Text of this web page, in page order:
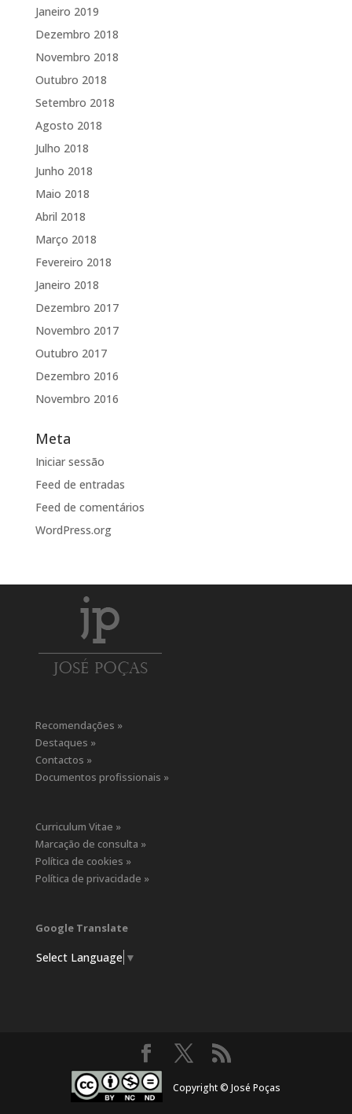
Janeiro 2019
Dezembro 2018
Novembro 2018
Outubro 2018
Setembro 2018
Agosto 2018
Julho 2018
Junho 2018
Maio 2018
Abril 2018
Março 2018
Fevereiro 2018
Janeiro 2018
Dezembro 2017
Novembro 2017
Outubro 2017
Dezembro 2016
Novembro 2016
Meta
Iniciar sessão
Feed de entradas
Feed de comentários
WordPress.org
Recomendações »
Destaques »
Contactos »
Documentos profissionais »
Curriculum Vitae »
Marcação de consulta »
Política de cookies »
Política de privacidade »
Google Translate
Select Language ▼
Copyright © José Poças